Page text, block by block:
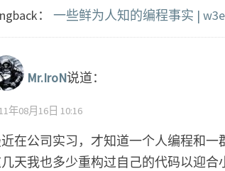
： 一些鲜为人知的编程事实 |
Mr.IroN说道：
年08月16日 10:16
在公司实习，才知道一个人编程和
天我也多少重构过自己的代码以迎